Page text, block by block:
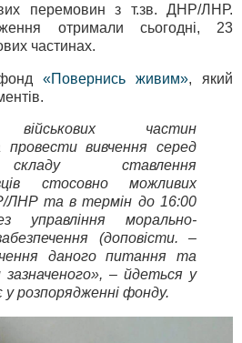
перемовин з т.зв. ДНР/ЛНР.
отримали сьогодні, 23
частинах.
«Повернись живим», який
військових частин
провести вивчення серед
ставлення
стосовно можливих
ЛНР та в термін до 16:00
управління морально-
(доповісти. –
даного питання та
зазначеного», – йдеться у
у розпорядженні фонду.